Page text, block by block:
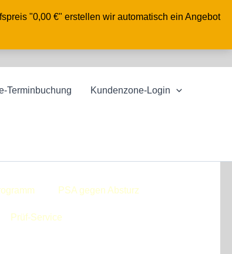
"0,00 €" erstellen wir automatisch ein Angebot
Terminbuchung Kundenzone-Login
PSA gegen Absturz
Prüf-Service